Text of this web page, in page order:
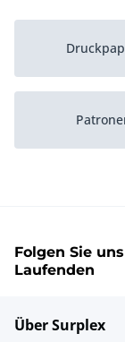
Folgen Sie
Laufenden
Über Surplex